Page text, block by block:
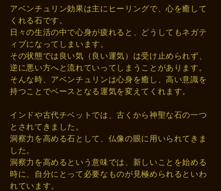
アベンチュリン効果は主にヒーリングで、心を癒して
くれる石です。
日々の生活の中で心身が疲れると、どうしてもネガテ
ィブになってしまいます。
その状態では良い気（良い運気）は受け止められず、
逆に悪い方へと流れていってしまうことがあります。
そんな時、アベンチュリンは心身を癒し、高い意識を
持つことでベースとなる運気を変えてくれます。
インドや古代チベットでは、古くから神聖な石の一つ
とされてきました。
洞察力を高める石として、仏像の眼に用いられてきま
した。
洞察力を高めるという意味では、新しいことを始める
時に、自分にとって必要なものが見極められるといわ
れています。